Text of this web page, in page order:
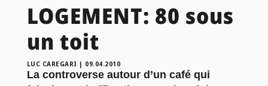
LOGEMENT: 80 sous
un toit
LUC CAREGARI | 09.04.2010
La controverse autour d’un café qui